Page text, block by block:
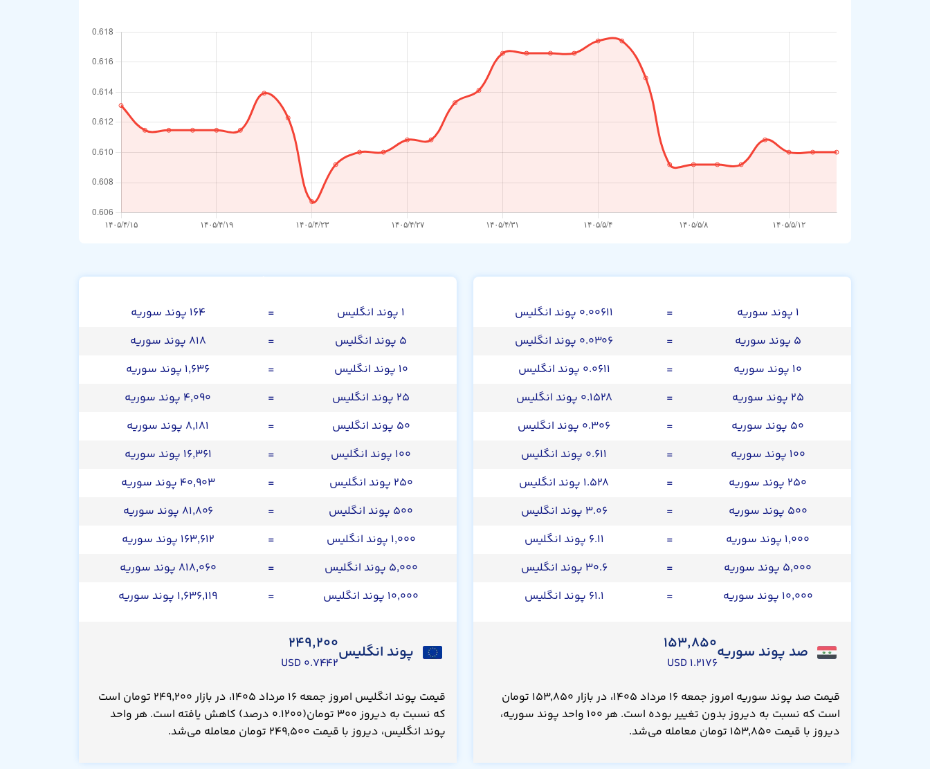
۱ پوند سوریه =
۰.۰۰۶۱۱ پوند انگلیس
۵ پوند سوریه
=
۰.۰۳۰۶ پوند انگلیس
۱۰ پوند سوریه
=
۰.۰۶۱۱ پوند انگلیس
۲۵ پوند سوریه
=
۰.۱۵۲۸ پوند انگلیس
۵۰ پوند سوریه
=
۰.۳۰۶ پوند انگلیس
۱۰۰ پوند سوریه
=
۰.۶۱۱ پوند انگلیس
۲۵۰ پوند سوریه
=
۱.۵۲۸ پوند انگلیس
۵۰۰ پوند سوریه
=
۳.۰۶ پوند انگلیس
۱,۰۰۰ پوند سوریه
=
۶.۱۱ پوند انگلیس
۵,۰۰۰ پوند سوریه
=
۳۰.۶ پوند انگلیس
۱۰,۰۰۰ پوند سوریه
= ۶۱.۱ پوند انگلیس
صد پوند سوریه۱۵۳,۸۵۰
۱.۲۱۷۶ USD
قیمت صد پوند سوریه امروز جمعه ۱۶ مرداد ۱۴۰۵، در بازار ۱۵۳,۸۵۰ تومان
است که نسبت به دیروز بدون تغییر بوده است. هر ۱۰۰ واحد پوند سوریه،
دیروز با قیمت ۱۵۳,۸۵۰ تومان معامله می‌شد.
۱ پوند انگلیس =
۱۶۴ پوند سوریه
۵ پوند انگلیس
=
۸۱۸ پوند سوریه
۱۰ پوند انگلیس
=
۱,۶۳۶ پوند سوریه
۲۵ پوند انگلیس
=
۴,۰۹۰ پوند سوریه
۵۰ پوند انگلیس
=
۸,۱۸۱ پوند سوریه
۱۰۰ پوند انگلیس
=
۱۶,۳۶۱ پوند سوریه
۲۵۰ پوند انگلیس
=
۴۰,۹۰۳ پوند سوریه
۵۰۰ پوند انگلیس
=
۸۱,۸۰۶ پوند سوریه
۱,۰۰۰ پوند انگلیس
=
۱۶۳,۶۱۲ پوند سوریه
۵,۰۰۰ پوند انگلیس
=
۸۱۸,۰۶۰ پوند سوریه
۱۰,۰۰۰ پوند انگلیس
= ۱,۶۳۶,۱۱۹ پوند سوریه
پوند انگلیس۲۴۹,۲۰۰
۰.۷۴۴۲ USD
قیمت پوند انگلیس امروز جمعه ۱۶ مرداد ۱۴۰۵، در بازار ۲۴۹,۲۰۰ تومان است
که نسبت به دیروز ۳۰۰ تومان(۰.۱۲۰۰ درصد) کاهش یافته است. هر واحد
پوند انگلیس، دیروز با قیمت ۲۴۹,۵۰۰ تومان معامله می‌شد.